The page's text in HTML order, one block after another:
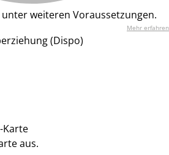
weiteren Voraussetzungen.
Mehr erfahren
(Dispo)
Karte
aus.